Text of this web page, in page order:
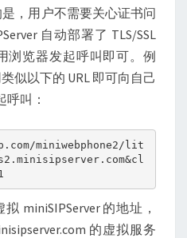
，用户不需要关心证书问
自动部署了 TLS/SSL
浏览器发起呼叫即可。例
似以下的 URL 即可向自己
呼叫：
miniwebphone2/lit
miniSIPServer 的地址，
的虚拟服务